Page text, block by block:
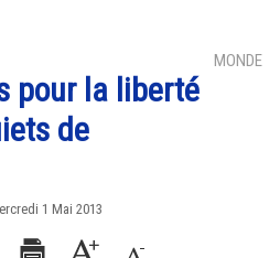
MONDE
pour la liberté
de
1 Mai 2013